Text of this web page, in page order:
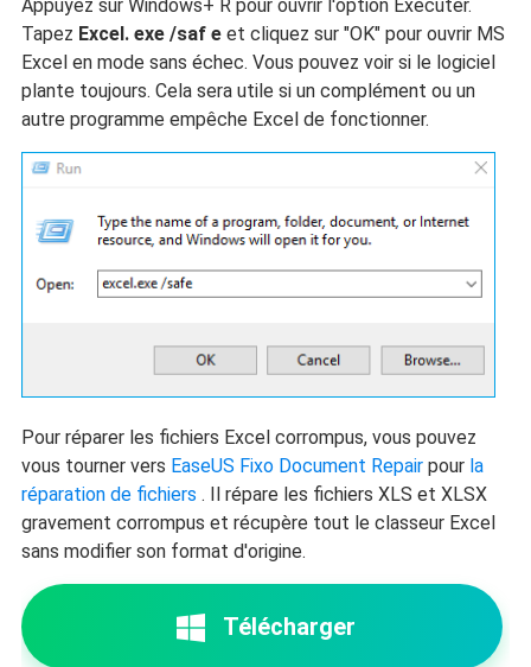
Appuyez sur Windows+ R pour ouvrir l'option Exécuter.
Tapez Excel. exe /saf eet cliquez sur "OK" pour ouvrir MS
Excel en mode sans échec. Vous pouvez voir si le logiciel
plante toujours. Cela sera utile si un complément ou un
autre programme empêche Excel de fonctionner.
Pour réparer les fichiers Excel corrompus, vous pouvez
vous tourner vers EaseUS Fixo Document Repairpour la
réparation de fichiers . Il répare les fichiers XLS et XLSX
gravement corrompus et récupère tout le classeur Excel
sans modifier son format d'origine.
Télécharger